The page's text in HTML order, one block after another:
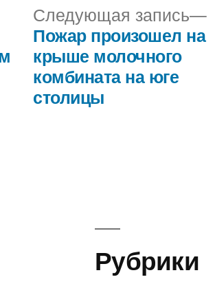
Следующая запись
Пожар произошел на
крыше молочного
комбината на юге
столицы
Рубрики